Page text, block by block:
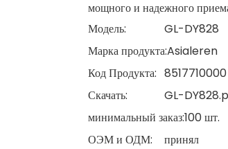
мощного и надежного
Модель:
GL-DY828
Марка продукта:Asialeren
Код Продукта: 8517710000
Скачать:
GL-
минимальный заказ:100 шт.
ОЭМ и ОДМ:
принял